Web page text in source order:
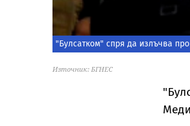
"Булсатком" спря да излъчва
Източник: БГНЕС